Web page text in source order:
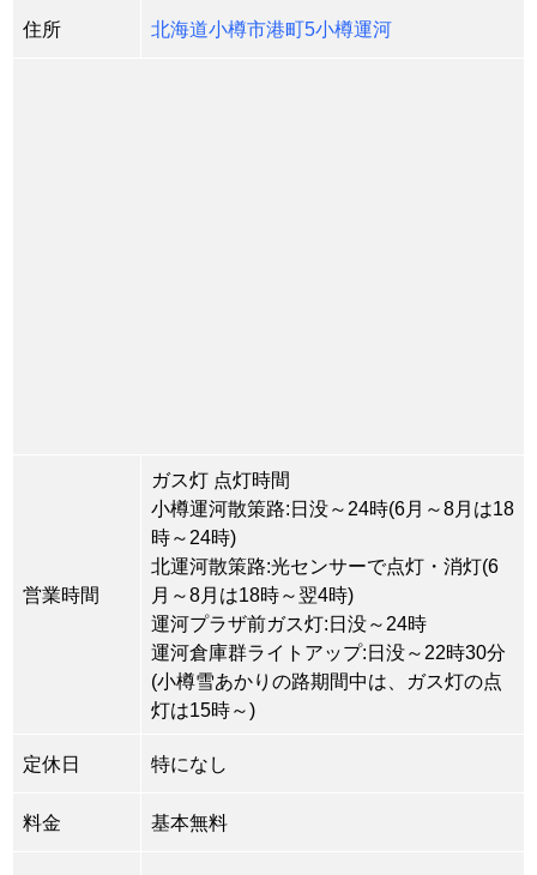
住所 北海道小樽市港町5小樽運河
営業時間
ガス灯 点灯時間
小樽運河散策路:日没～24時(6月～8月は18
時～24時)
北運河散策路:光センサーで点灯・消灯(6
月～8月は18時～翌4時)
運河プラザ前ガス灯:日没～24時
運河倉庫群ライトアップ:日没～22時30分
(小樽雪あかりの路期間中は、ガス灯の点
灯は15時～)
定休日 特になし
料金 基本無料